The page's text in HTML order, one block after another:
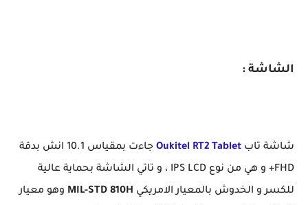
الشاشة :
شاشة تاب Oukitel RT2 Tablet
جاءت بمقياس 10.1 انش بدقة
FHD+ و هي من نوع IPS LCD ، و تاتي الشاشة بحماية عالية
للكسر و الخدوش بالمعيار الامريكي MIL-STD 810H وهو معيار